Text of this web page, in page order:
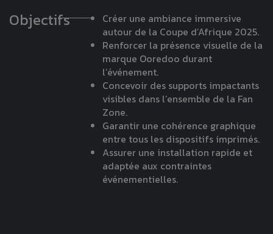
Objectifs
Créer une ambiance immersive
autour de la Coupe d’Afrique 2025.
Renforcer la présence visuelle de la
marque Ooredoo durant
l’événement.
Concevoir des supports impactants
visibles dans l’ensemble de la Fan
Zone.
Garantir une cohérence graphique
entre tous les dispositifs imprimés.
Assurer une installation rapide et
adaptée aux contraintes
événementielles.